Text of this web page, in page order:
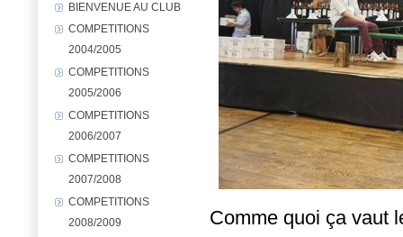
BIENVENUE AU CLUB
COMPETITIONS
2004/2005
COMPETITIONS
2005/2006
COMPETITIONS
2006/2007
COMPETITIONS
2007/2008
COMPETITIONS
2008/2009
Comme quoi ça vaut